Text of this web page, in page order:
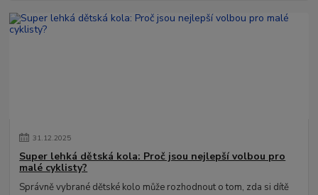
31.12.2025
Super lehká dětská kola: Proč jsou nejlepší volbou pro
malé cyklisty?
Správně vybrané dětské kolo může rozhodnout o tom, zda si dítě